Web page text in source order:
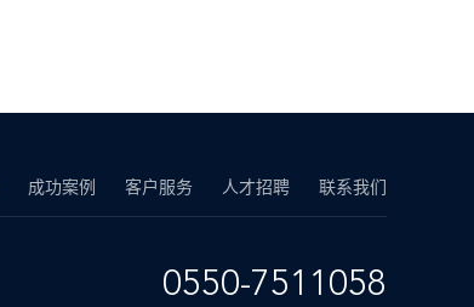
成功案例 客户服务 人才招聘 联系我们
0550-7511058